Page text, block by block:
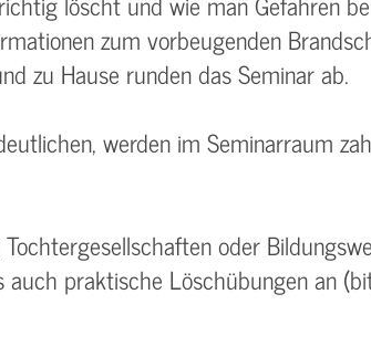
zum vorbeugenden
zu Hause runden das Seminar ab.
werden im Seminarraum
Tochtergesellschaften oder
auch praktische Löschübungen an